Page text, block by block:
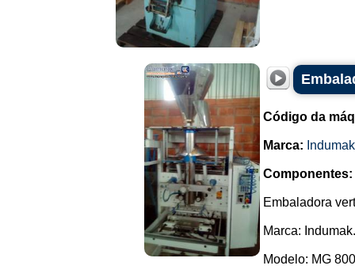
Código da
Marca: Indumak
Componentes:
Embaladora
Marca: Indumak.
Modelo: MG